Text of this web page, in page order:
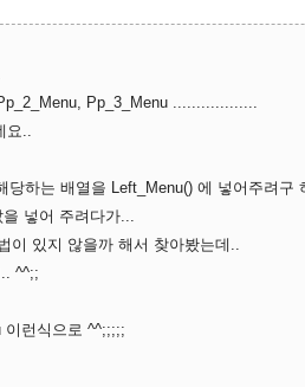
Pp_3_Menu ..................
요..
당하는 배열을 Left_Menu() 에 넣어주려구
넣어 주려다가...
이 있지 않을까 해서 찾아봤는데..
^^;;
이런식으로 ^^;;;;;